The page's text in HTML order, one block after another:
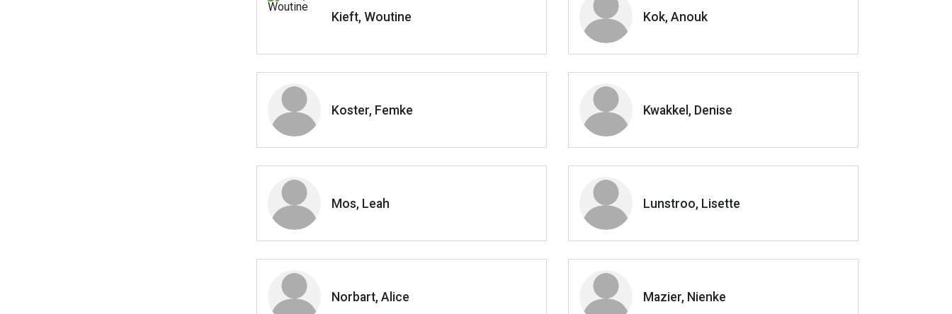
Kieft, Woutine
Koster, Femke
Mos, Leah
Norbart, Alice
Kok, Anouk
Kwakkel, Denise
Lunstroo, Lisette
Mazier, Nienke